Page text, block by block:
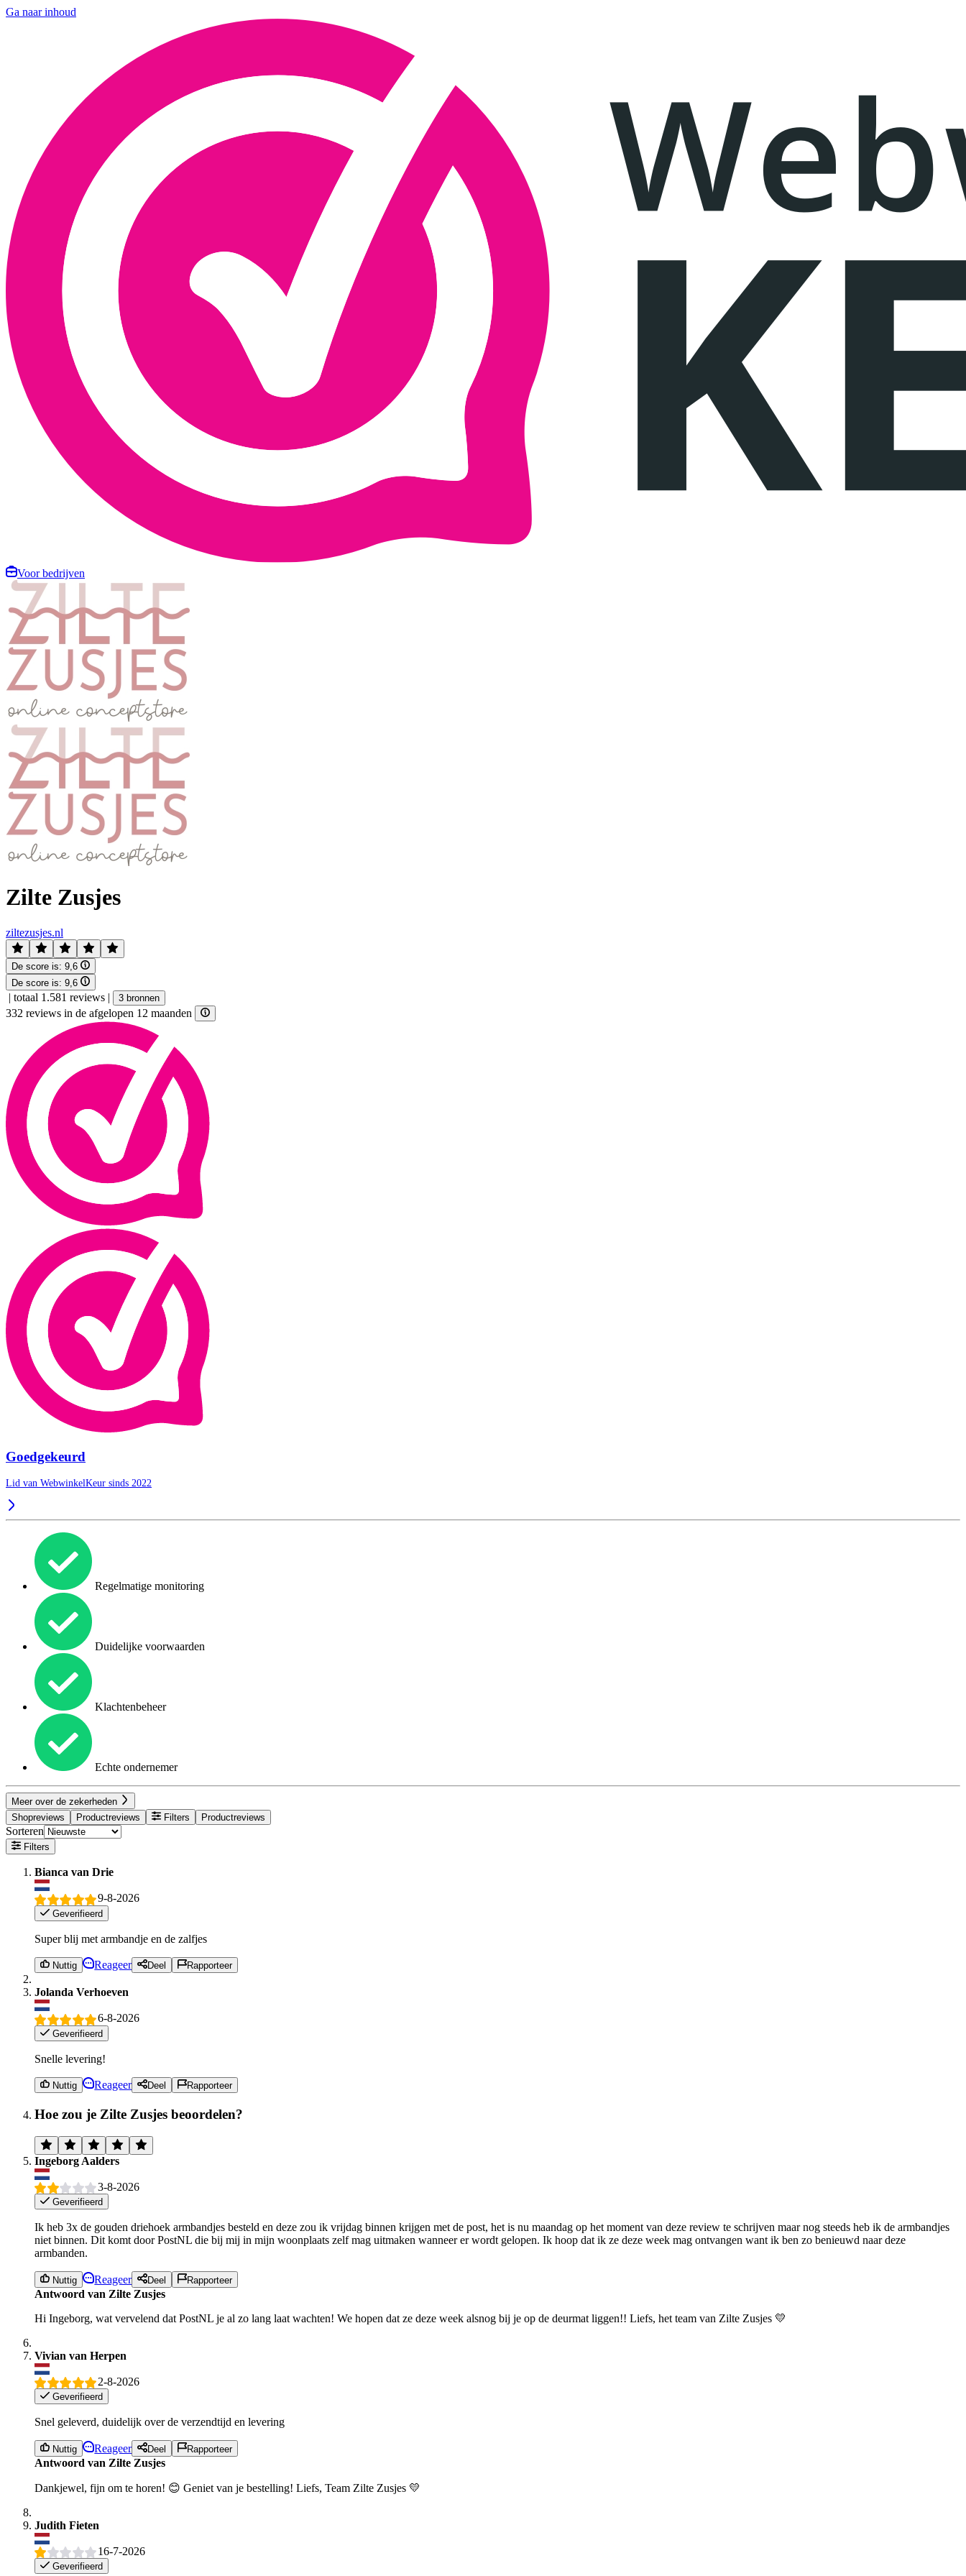
Ga naar inhoud
Voor bedrijven
Zilte Zusjes
ziltezusjes.nl
De score is: 9,6
De score is: 9,6
| totaal 1.581 reviews | 3 bronnen
332 reviews in de afgelopen 12 maanden
Goedgekeurd
Lid van WebwinkelKeur sinds 2022
Regelmatige monitoring
Duidelijke voorwaarden
Klachtenbeheer
Echte ondernemer
Meer over de zekerheden
Shopreviews
Productreviews Filters Productreviews
Sorteren
Filters
Bianca van Drie
9-8-2026
Geverifieerd
Super blij met armbandje en de zalfjes
Nuttig Reageer Deel Rapporteer
Jolanda Verhoeven
6-8-2026
Geverifieerd
Snelle levering!
Nuttig Reageer Deel Rapporteer
Hoe zou je Zilte Zusjes beoordelen?
Ingeborg Aalders
3-8-2026
Geverifieerd
Ik heb 3x de gouden driehoek armbandjes besteld en deze zou ik vrijdag binnen krijgen met de post, het is nu maandag op het moment van deze review te schrijven maar nog steeds heb ik de armbandjes
niet binnen. Dit komt door PostNL die bij mij in mijn woonplaats zelf mag uitmaken wanneer er wordt gelopen. Ik hoop dat ik ze deze week mag ontvangen want ik ben zo benieuwd naar deze
armbanden.
Nuttig Reageer Deel Rapporteer
Antwoord van Zilte Zusjes
Hi Ingeborg, wat vervelend dat PostNL je al zo lang laat wachten! We hopen dat ze deze week alsnog bij je op de deurmat liggen!! Liefs, het team van Zilte Zusjes 💛
Vivian van Herpen
2-8-2026
Geverifieerd
Snel geleverd, duidelijk over de verzendtijd en levering
Nuttig Reageer Deel Rapporteer
Antwoord van Zilte Zusjes
Dankjewel, fijn om te horen! 😊 Geniet van je bestelling! Liefs, Team Zilte Zusjes 💛
Judith Fieten
16-7-2026
Geverifieerd